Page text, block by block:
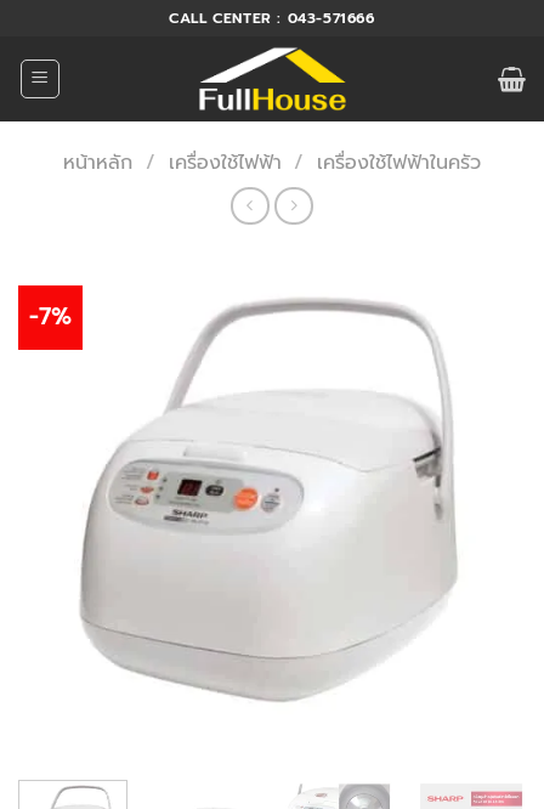
ยัง
เนื้อหา
CALL CENTER : 043-571666
หน้าหลัก / เครื่องใช้ไฟฟ้า / เครื่องใช้ไฟฟ้าในครัว
-7%